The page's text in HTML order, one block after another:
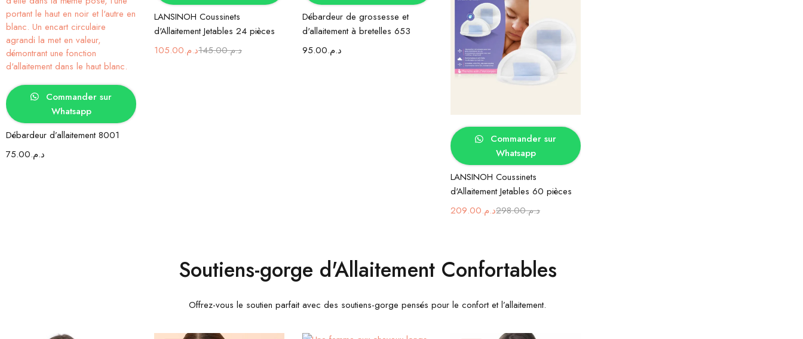
Choix des options
Commander sur
Whatsapp
Débardeur d’allaitement 8001
د.م.75.00
LANSINOH Coussinets
d'Allaitement Jetables 24 pièces
د.م.145.00د.م.105.00
Débardeur de grossesse et
d'allaitement à bretelles 653
د.م.95.00
Ajouter au panier
Commander sur
Whatsapp
LANSINOH Coussinets
d'Allaitement Jetables 60 pièces
د.م.298.00د.م.209.00
Soutiens-gorge d'Allaitement Confortables
Offrez-vous le soutien parfait avec des soutiens-gorge pensés pour le confort et l’allaitement.